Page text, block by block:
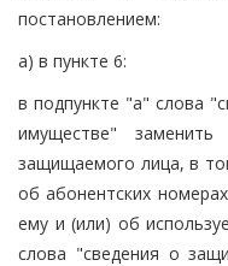
постановлением:
а) в пункте 6:
в подпункте "а" слова
имуществе"
защищаемого лица, в
об абонентских
ему и (или) об
слова "сведения о